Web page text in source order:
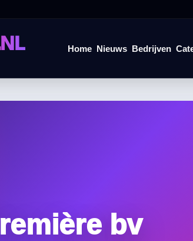
Home Nieuws Bedrijven
bv